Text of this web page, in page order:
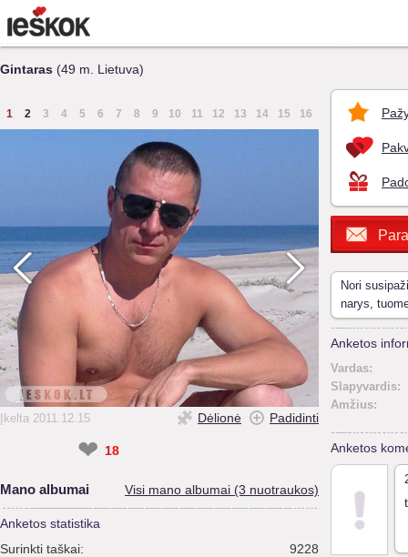
Gintaras (49 m. Lietuva)
1 2 3 4 5 6 7 8 9 10 11 12 13 14 15 16
Įkelta 2011.12.15 Dėlionė Padidinti
❤ 18
Mano albumai Visi mano albumai (3 nuotraukos)
Anketos statistika
Surinkti taškai:
9228
Nori
narys,
Anketos
Vardas:
Slapyvardis:
Amžius:
Anketos